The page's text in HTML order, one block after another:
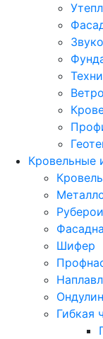
Кровельные
Шифер
Ондулин
Гибкая